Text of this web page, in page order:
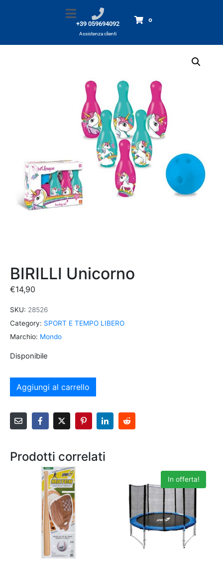
+39 059694092
Assistenza clienti
0
Prodotti BIRILLI Unicorno
BIRILLI Unicorno
€14,90
SKU: 28526
Category: SPORT E TEMPO LIBERO
Marchio: Mondo
Disponibile
Aggiungi al carrello
Prodotti correlati
In offerta!